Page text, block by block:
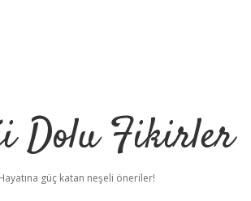
Dolu Fikirler
güç katan neşeli öneriler!